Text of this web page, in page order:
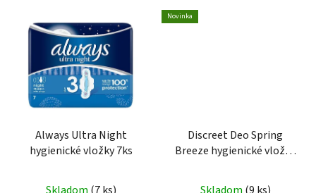
Always Ultra Night
hygienické vložky 7ks
Novinka
Discreet Deo Spring
Breeze hygienické vložky